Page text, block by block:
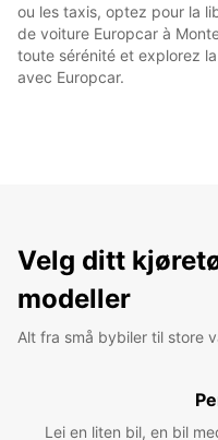
ou les taxis, optez pour la
de voiture Europcar à
toute sérénité et explorez
avec Europcar.
Velg ditt
modeller
Alt fra små bybiler til store
Lei en liten bil, en bil